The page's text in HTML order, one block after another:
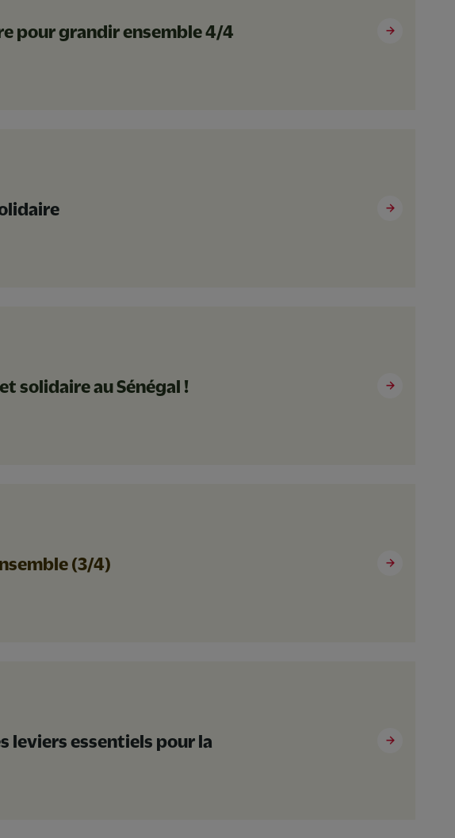
pour grandir ensemble 4/4
solidaire au Sénégal !
(3/4)
leviers essentiels pour la